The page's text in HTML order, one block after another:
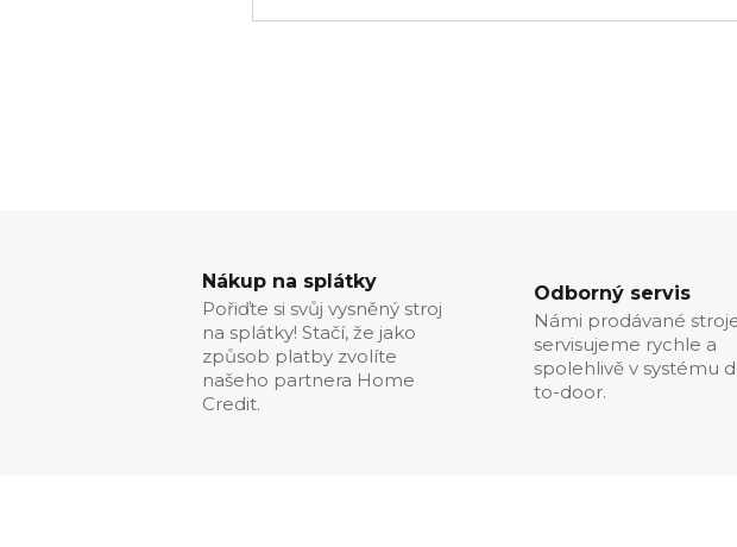
Nákup na splátky
Pořiďte si svůj vysněný stroj
na splátky! Stačí, že jako
způsob platby zvolíte
našeho partnera Home
Credit.
Odborný servis
Námi prodávané
servisujeme rychle a
spolehlivě v systému
to-door.